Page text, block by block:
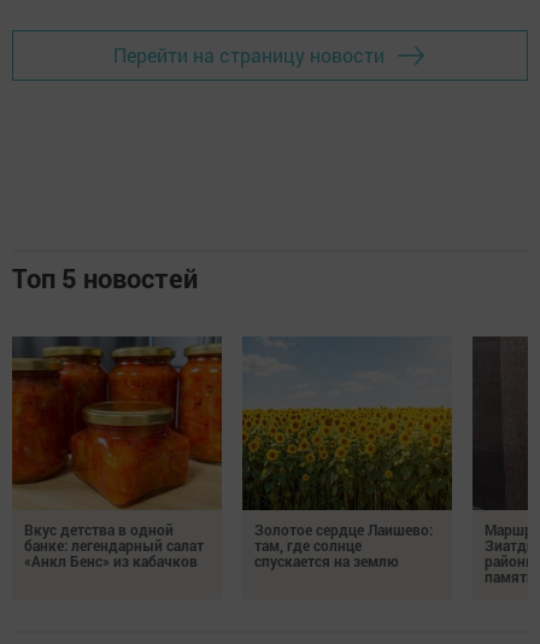
Перейти на страницу новости
Топ 5 новостей
Вкус детства в одной
банке: легендарный салат
«Анкл Бенс» из кабачков
Золотое сердце Лаишево:
там, где солнце
спускается на землю
районы
память